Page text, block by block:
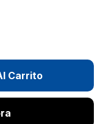
Carrito